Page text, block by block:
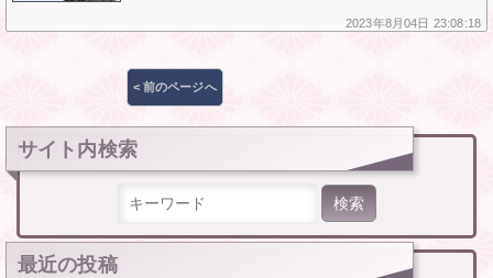
2023年8月04日 23:08:18
ゲ
ョ
< 前のページへ
サイト内検索
最近の投稿